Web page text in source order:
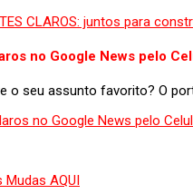
no Google News pelo
o seu assunto favorito? O